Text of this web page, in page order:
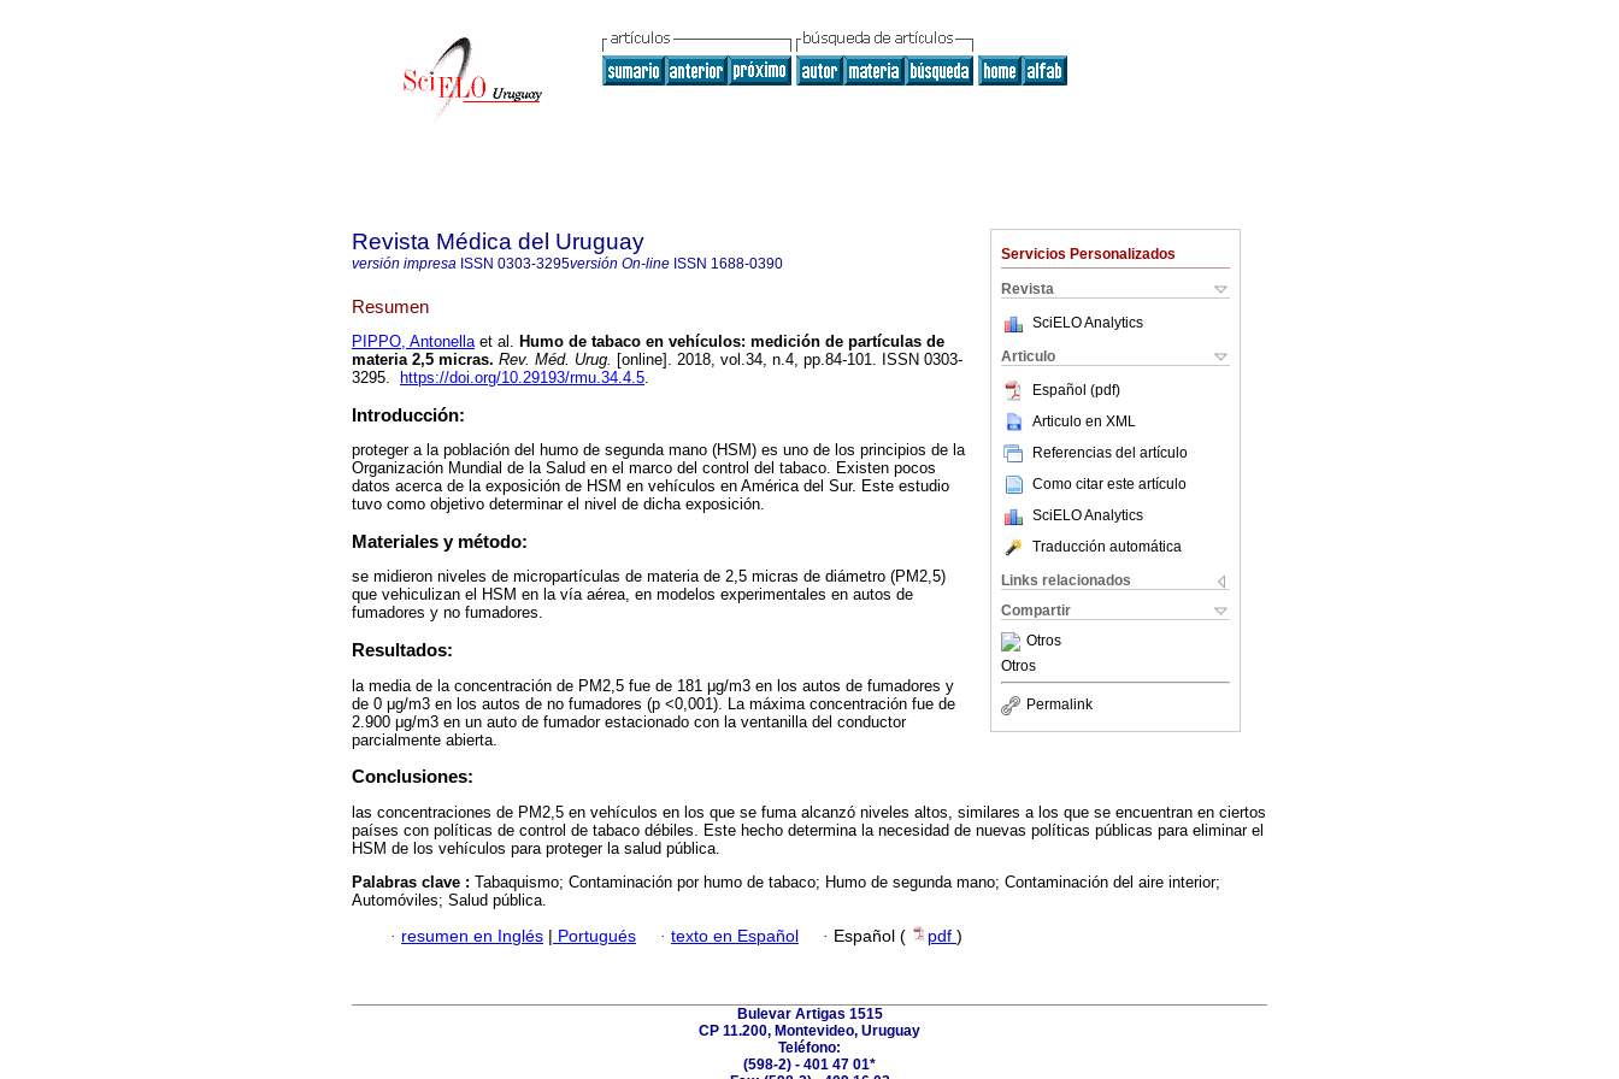
Servicios Personalizados
Revista
SciELO Analytics
Articulo
Español (pdf)
Articulo en XML
Referencias del artículo
Como citar este artículo
SciELO Analytics
Traducción automática
Links relacionados
Compartir
Otros
Otros
Permalink
Revista Médica del Uruguay
versión impresa ISSN 0303-3295versión On-line ISSN 1688-0390
Resumen
PIPPO, Antonellaet al. Humo de tabaco en vehículos: medición de partículas de
materia 2,5 micras. Rev. Méd. Urug. [online]. 2018, vol.34, n.4, pp.84-101. ISSN 0303-
3295.
https://doi.org/10.29193/rmu.34.4.5.
Introducción:
proteger a la población del humo de segunda mano (HSM) es uno de los principios de la
Organización Mundial de la Salud en el marco del control del tabaco. Existen pocos
datos acerca de la exposición de HSM en vehículos en América del Sur. Este estudio
tuvo como objetivo determinar el nivel de dicha exposición.
Materiales y método:
se midieron niveles de micropartículas de materia de 2,5 micras de diámetro (PM2,5)
que vehiculizan el HSM en la vía aérea, en modelos experimentales en autos de
fumadores y no fumadores.
Resultados:
la media de la concentración de PM2,5 fue de 181 μg/m3 en los autos de fumadores y
de 0 μg/m3 en los autos de no fumadores (p <0,001). La máxima concentración fue de
2.900 μg/m3 en un auto de fumador estacionado con la ventanilla del conductor
parcialmente abierta.
Conclusiones:
las concentraciones de PM2,5 en vehículos en los que se fuma alcanzó niveles altos, similares a los que se encuentran en ciertos
países con políticas de control de tabaco débiles. Este hecho determina la necesidad de nuevas políticas públicas para eliminar el
HSM de los vehículos para proteger la salud pública.
Palabras clave : Tabaquismo; Contaminación por humo de tabaco; Humo de segunda mano; Contaminación del aire interior;
Automóviles; Salud pública.
· resumen en Inglés Portugués · texto en Español · Español ( pdf )
Bulevar Artigas 1515
CP 11.200, Montevideo, Uruguay
Teléfono:
(598-2) - 401 47 01*